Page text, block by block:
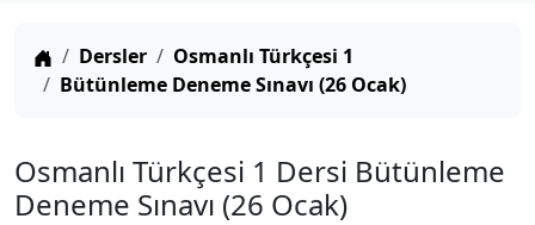
Anasayfa
Dersler
Osmanlı Türkçesi 1
Bütünleme Deneme Sınavı (26 Ocak)
Osmanlı Türkçesi 1 Dersi Bütünleme
Deneme Sınavı (26 Ocak)